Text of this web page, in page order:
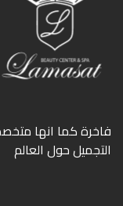
ﻓﺎﺧﺮة كما انها
اﻟﺘﺠﻤﻴﻞ ﺣﻮل اﻟﻌﺎﻟﻢ